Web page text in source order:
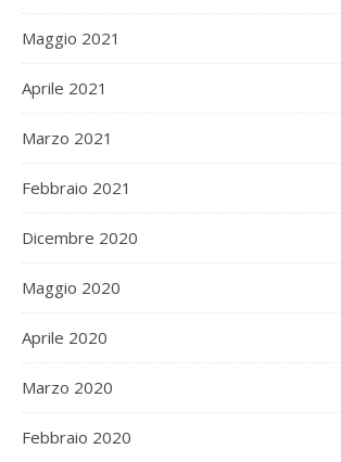
Maggio 2021
Aprile 2021
Marzo 2021
Febbraio 2021
Dicembre 2020
Maggio 2020
Aprile 2020
Marzo 2020
Febbraio 2020